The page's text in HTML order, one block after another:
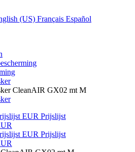
(US) Français Español
CleanAIR GX02 mt M
EUR Prijslijst
EUR Prijslijst